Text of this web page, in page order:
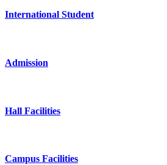
International Student
Admission
Hall Facilities
Campus Facilities